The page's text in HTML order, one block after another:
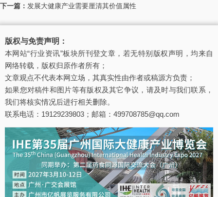
下一篇： 发展大健康产业需要厘清其价值属性
版权与免责声明：
本网站“行业资讯”板块所刊登文章，若无特别版权声明，均来自
网络转载，版权归原作者所有；
文章观点不代表本网立场，其真实性由作者或稿源方负责；
如果您对稿件和图片等有版权及其它争议，请及时与我们联系，
我们将核实情况后进行相关删除。
联系电话：19129239803；邮箱：499708785@qq.com